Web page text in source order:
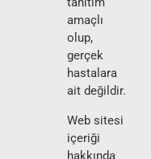
amaçlı
olup,
gerçek
hastalara
ait değildir.
Web sitesi
içeriği
hakkında